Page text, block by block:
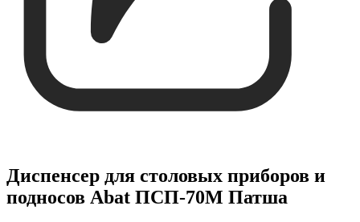
Диспенсер для столовых приборов и
подносов Abat ПСП-70М Патша